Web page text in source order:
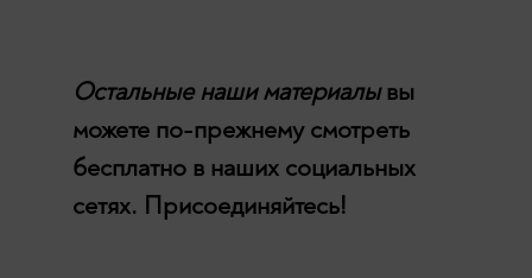
Остальные наши материалывы
можете по-прежнему смотреть
бесплатно в наших социальных
сетях. Присоединяйтесь!